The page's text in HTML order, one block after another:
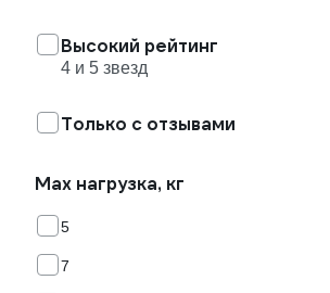
Высокий рейтинг
4 и 5 звезд
Только с отзывами
Max нагрузка, кг
5
7